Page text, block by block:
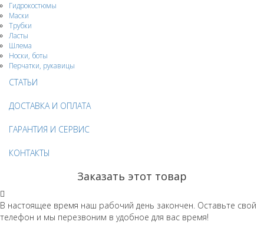
Гидрокостюмы
Маски
Трубки
Ласты
Шлема
Носки, боты
Перчатки, рукавицы
СТАТЬИ
ДОСТАВКА И ОПЛАТА
ГАРАНТИЯ И СЕРВИС
КОНТАКТЫ
Заказать этот товар
В настоящее время наш рабочий день закончен. Оставьте свой
телефон и мы перезвоним в удобное для вас время!